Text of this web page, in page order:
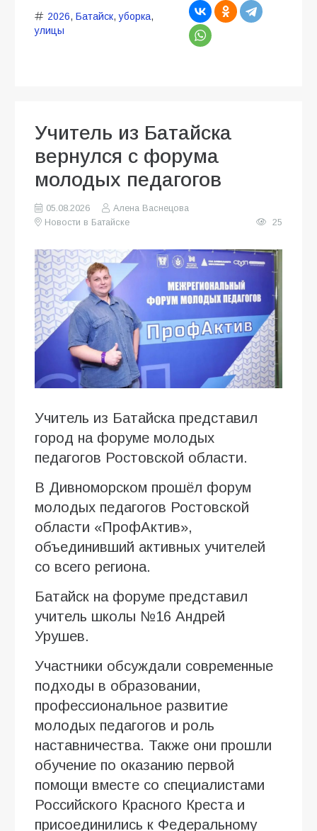
2026, Батайск,уборка,
улицы
Учитель из Батайска
вернулся с форума
молодых педагогов
05.08.2026
Алена Васнецова
Новости в Батайске
25
Учитель из Батайска представил
город на форуме молодых
педагогов Ростовской области.
В Дивноморском прошёл форум
молодых педагогов Ростовской
области «ПрофАктив»,
объединивший активных учителей
со всего региона.
Батайск на форуме представил
учитель школы №16 Андрей
Урушев.
Участники обсуждали современные
подходы в образовании,
профессиональное развитие
молодых педагогов и роль
наставничества. Также они прошли
обучение по оказанию первой
помощи вместе со специалистами
Российского Красного Креста и
присоединились к Федеральному